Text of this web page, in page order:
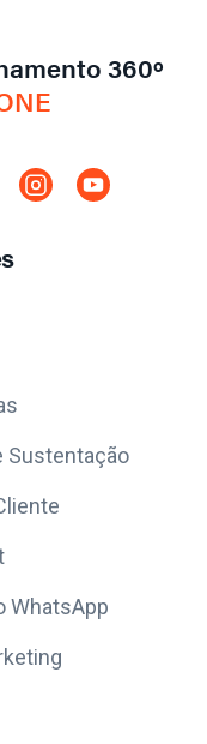
360º
Sustentação
WhatsApp